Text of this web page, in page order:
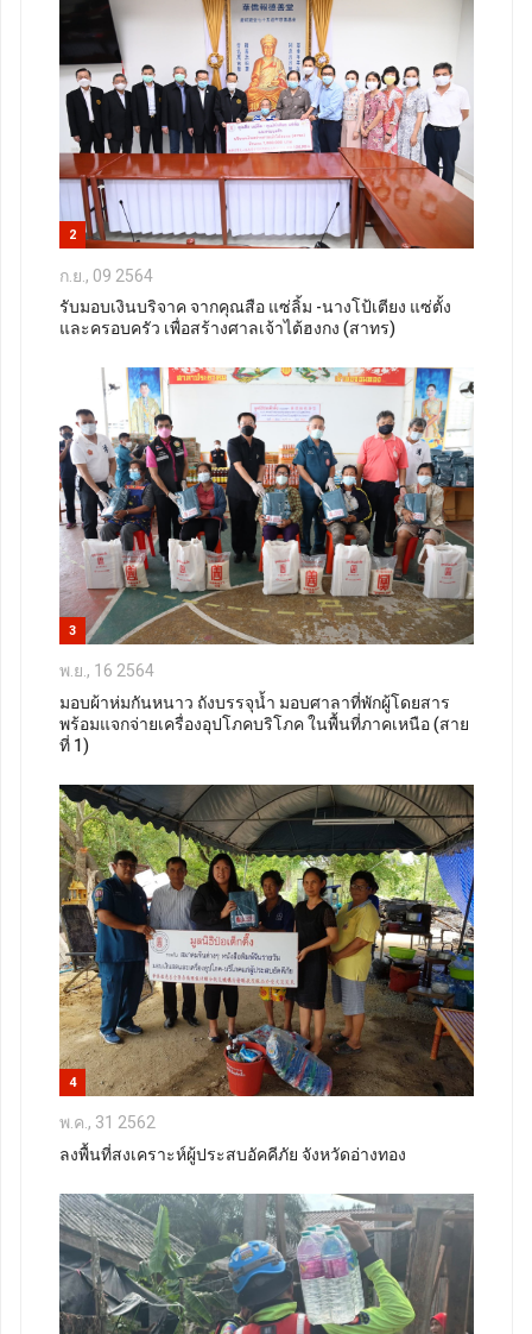
2
ก.ย., 09 2564
รับมอบเงินบริจาค จากคุณสือ แซ่ลิ้ม -นางโป้เตียง แซ่ตั้ง
และครอบครัว เพื่อสร้างศาลเจ้าไต้ฮงกง (สาทร)
3
พ.ย., 16 2564
มอบผ้าห่มกันหนาว ถังบรรจุน้ำ มอบศาลาที่พักผู้โดยสาร
พร้อมแจกจ่ายเครื่องอุปโภคบริโภค ในพื้นที่ภาคเหนือ (สาย
ที่ 1)
4
พ.ค., 31 2562
ลงพื้นที่สงเคราะห์ผู้ประสบอัคคีภัย จังหวัดอ่างทอง